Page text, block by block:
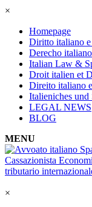
×
Homepage
Diritto italiano
Derecho
Italian Law &
Droit italien et
Direito italiano
Italieniches und
LEGAL NEWS
BLOG
MENU
×